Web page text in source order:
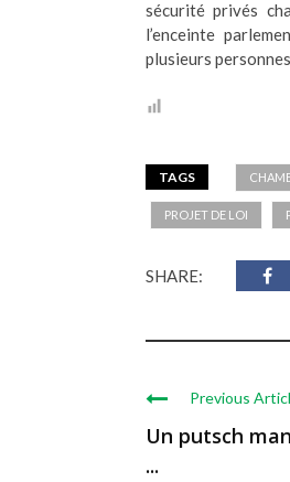
sécurité privés
l’enceinte
plusieurs
TAGS
PROJET DE LOI
SHARE:
Previous
Un putsch
...